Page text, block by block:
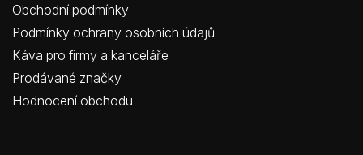
Obchodní podmínky
Podmínky ochrany osobních údajů
Káva pro firmy a kanceláře
Prodávané značky
Hodnocení obchodu